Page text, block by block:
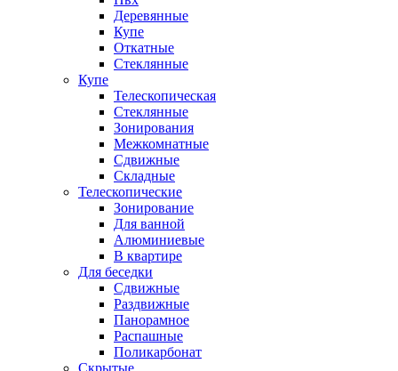
Деревянные
Купе
Откатные
Стеклянные
Купе
Телескопическая
Стеклянные
Зонирования
Межкомнатные
Сдвижные
Складные
Телескопические
Зонирование
Для ванной
Алюминиевые
В квартире
Для беседки
Сдвижные
Раздвижные
Панорамное
Распашные
Поликарбонат
Скрытые